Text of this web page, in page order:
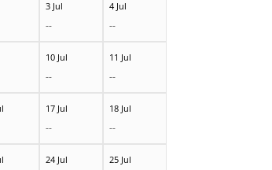
3 Jul
--
4 Jul
--
10 Jul
--
11 Jul
--
17 Jul
--
18 Jul
--
24 Jul 25 Jul